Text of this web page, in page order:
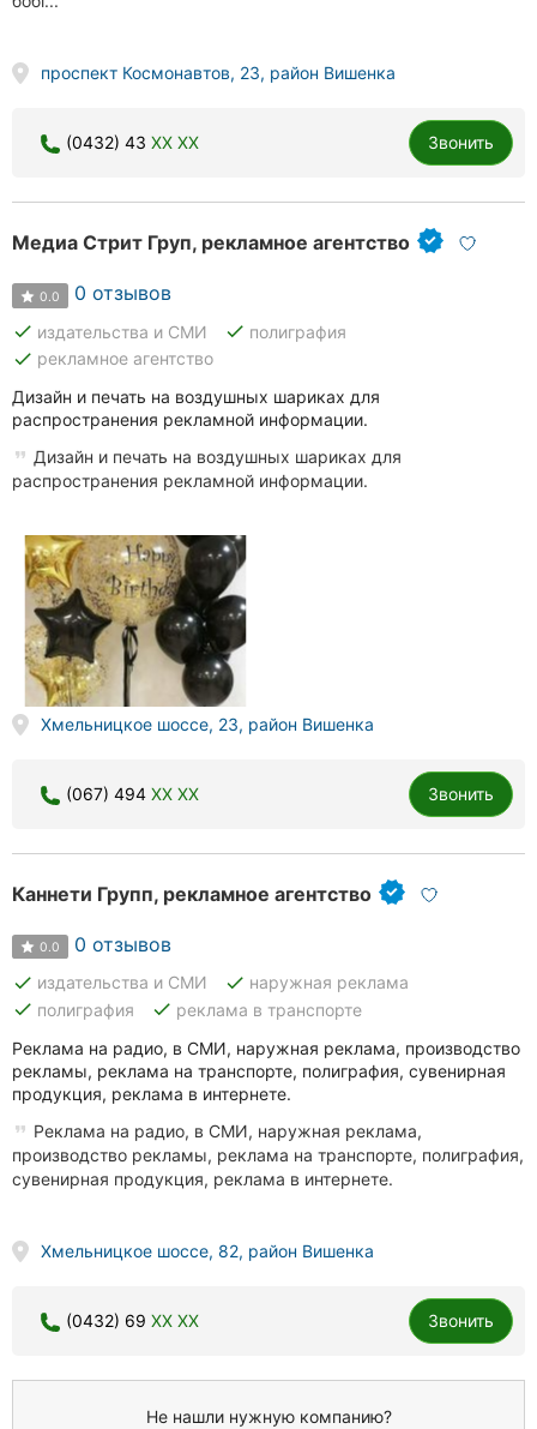
проспект Космонавтов, 23, район Вишенка
(0432) 43 XX XX Звонить
Медиа Стрит Груп, рекламное агентство
0.0 0 отзывов
done издательства и СМИ done полиграфия
done рекламное агентство
Дизайн и печать на воздушных шариках для
распространения рекламной информации.
Дизайн и печать на воздушных шариках для
распространения рекламной информации.
Хмельницкое шоссе, 23, район Вишенка
(067) 494 XX XX Звонить
Каннети Групп, рекламное агентство
0.0 0 отзывов
done издательства и СМИ done наружная реклама
done полиграфия done реклама в транспорте
Реклама на радио, в СМИ, наружная реклама, производство
рекламы, реклама на транспорте, полиграфия, сувенирная
продукция, реклама в интернете.
Реклама на радио, в СМИ, наружная реклама,
производство рекламы, реклама на транспорте, полиграфия,
сувенирная продукция, реклама в интернете.
Хмельницкое шоссе, 82, район Вишенка
(0432) 69 XX XX Звонить
Не нашли нужную компанию?